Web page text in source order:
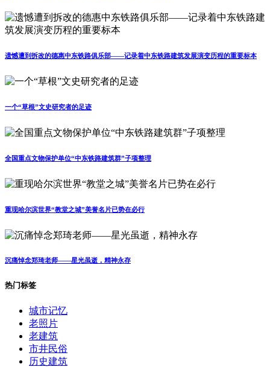
遗憾遭到拆改的德惠中东铁路俱乐部——记录着中东铁路建筑发展演变历程的重要标本
一个“草根”文史研究者的足迹
全国重点文物保护单位“中东铁路建筑群”子项整理
重现哈尔滨世界“教堂之城”美誉名片已势在必行
沉痛悼念郑琦老师——星光虽逝，精神永存
热门标签
城市记忆
老照片
老建筑
市井民俗
历史建筑